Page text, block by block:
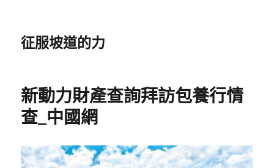
征服坡道的力
新動力財產查詢拜訪包養行情
查_中國網